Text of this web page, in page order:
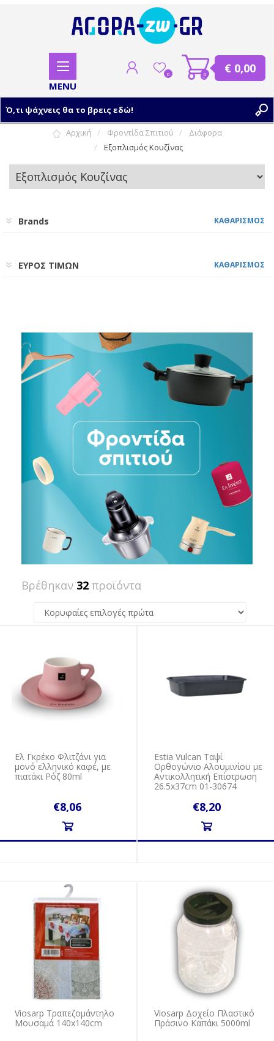
ΣΥΝΔΕΣΗ
0 0 € 0,00
Αρχική Φροντίδα Σπιτιού
Διάφορα
Εξοπλισμός Κουζίνας
Brands ΚΑΘΑΡΙΣΜΟΣ
ΕΥΡΟΣ ΤΙΜΩΝ ΚΑΘΑΡΙΣΜΟΣ
Βρέθηκαν 32 προϊόντα
Ελ Γκρέκο Φλιτζάνι για
μονό ελληνικό καφέ, με
πιατάκι Ρόζ 80ml
€8,06
Estia Vulcan Ταψί
Ορθογώνιο Αλουμινίου με
Αντικολλητική Επίστρωση
26.5x37cm 01-30674
€8,20
Viosarp Τραπεζομάντηλο
Μουσαμά 140x140cm
Viosarp Δοχείο Πλαστικό
Πράσινο Καπάκι 5000ml